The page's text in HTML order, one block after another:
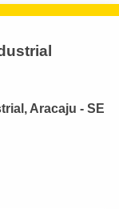
Aracaju - SE